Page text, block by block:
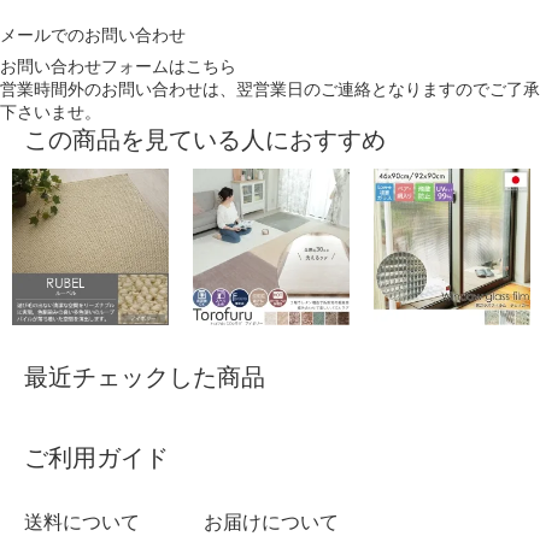
メールでのお問い合わせ
お問い合わせフォームはこちら
営業時間外のお問い合わせは、翌営業日のご連絡となりますのでご了承
下さいませ。
この商品を見ている人におすすめ
最近チェックした商品
ご利用ガイド
送料について お届けについて